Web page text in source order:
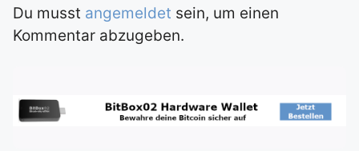
Du musst angemeldet sein, um einen
Kommentar abzugeben.